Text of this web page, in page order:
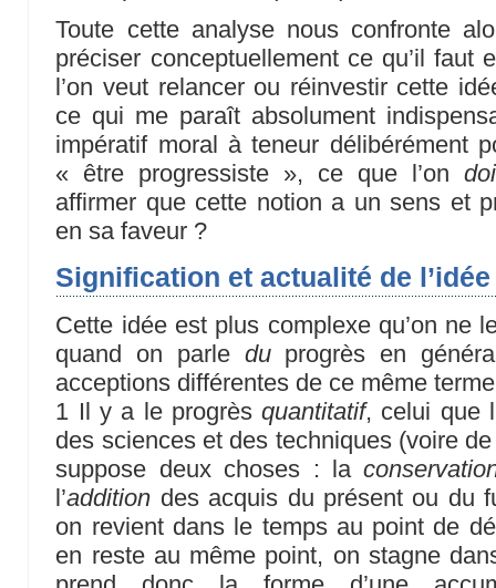
Toute cette analyse nous confronte
préciser conceptuellement ce qu’il faut
l’on veut relancer ou réinvestir cette
ce qui me paraît absolument
impératif moral à teneur délibérément
« être progressiste », ce que l’on
affirmer que cette notion a un sens et
en sa faveur ?
Signification et actualité de
Cette idée est plus complexe qu’on ne
quand on parle duprogrès en
acceptions différentes de ce même
1 Il y a le progrèsquantitatif, celui que
des sciences et des techniques (voire
suppose deux choses : la
l’addition des acquis du présent ou du
on revient dans le temps au point de
en reste au même point, on stagne